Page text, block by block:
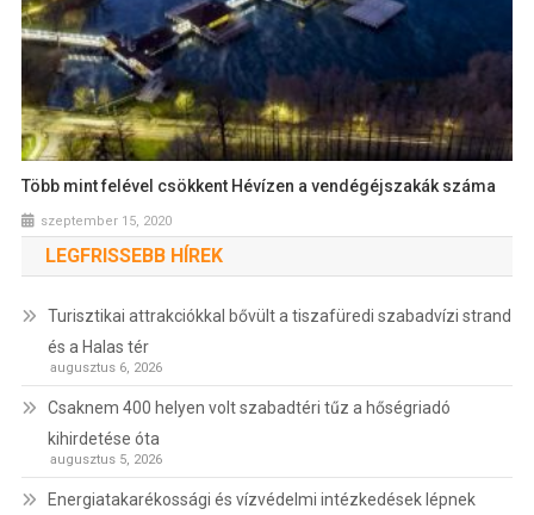
Több mint felével csökkent Hévízen a vendégéjszakák száma
szeptember 15, 2020
LEGFRISSEBB HÍREK
Turisztikai attrakciókkal bővült a tiszafüredi szabadvízi strand
és a Halas tér
augusztus 6, 2026
Csaknem 400 helyen volt szabadtéri tűz a hőségriadó
kihirdetése óta
augusztus 5, 2026
Energiatakarékossági és vízvédelmi intézkedések lépnek